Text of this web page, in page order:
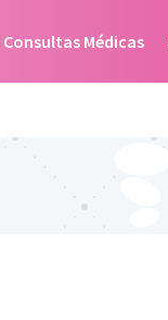
Consultas Médicas